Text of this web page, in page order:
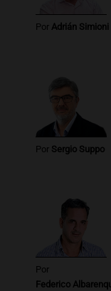
Una
Episodios
un
Una
Episodios
Audio.
Episodios
Por Adrián Simioni
Por Sergio Suppo
Por
Federico